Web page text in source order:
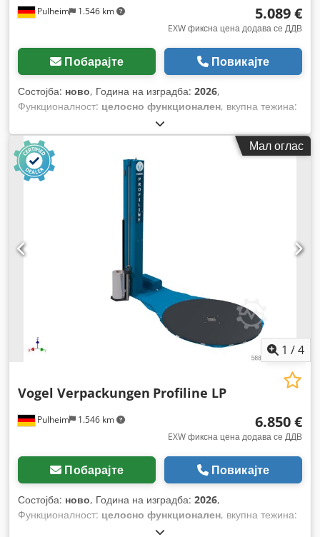
Pulheim 1.546 km 5.089 €
EXW фиксна цена додава се ДДВ
Побарајте Повикајте
Состојба: ново, Година на изградба: 2026,
Функционалност: целосно функционален, вкупна тежина:
28.650 мм
мм, вкупна висина:25.800 мм, влезен напон:230 V,
времетраење на гаранцијата:
Мал оглас
1 /4
Pulheim 1.546 km
Vogel Verpackungen Profiline LP
6.850 €
EXW фиксна цена додава се ДДВ
Побарајте Повикајте
Состојба: ново, Година на изградба: 2026,
Функционалност: целосно функционален, вкупна тежина:
28.650 мм